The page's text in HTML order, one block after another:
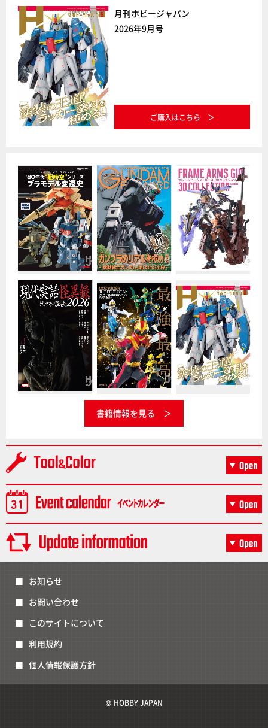
月刊ホビージャパン
2026年9月号
ご購入はこちら
書籍情報を見る
お知らせ
お問い合わせ
このサイトについて
利用規約
個人情報保護方針
© HOBBY JAPAN